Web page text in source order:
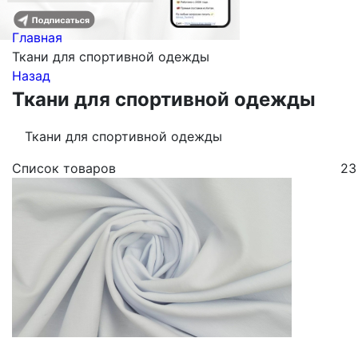
Главная
Ткани для спортивной одежды
Назад
Ткани для спортивной одежды
Ткани для спортивной одежды
Список товаров
23